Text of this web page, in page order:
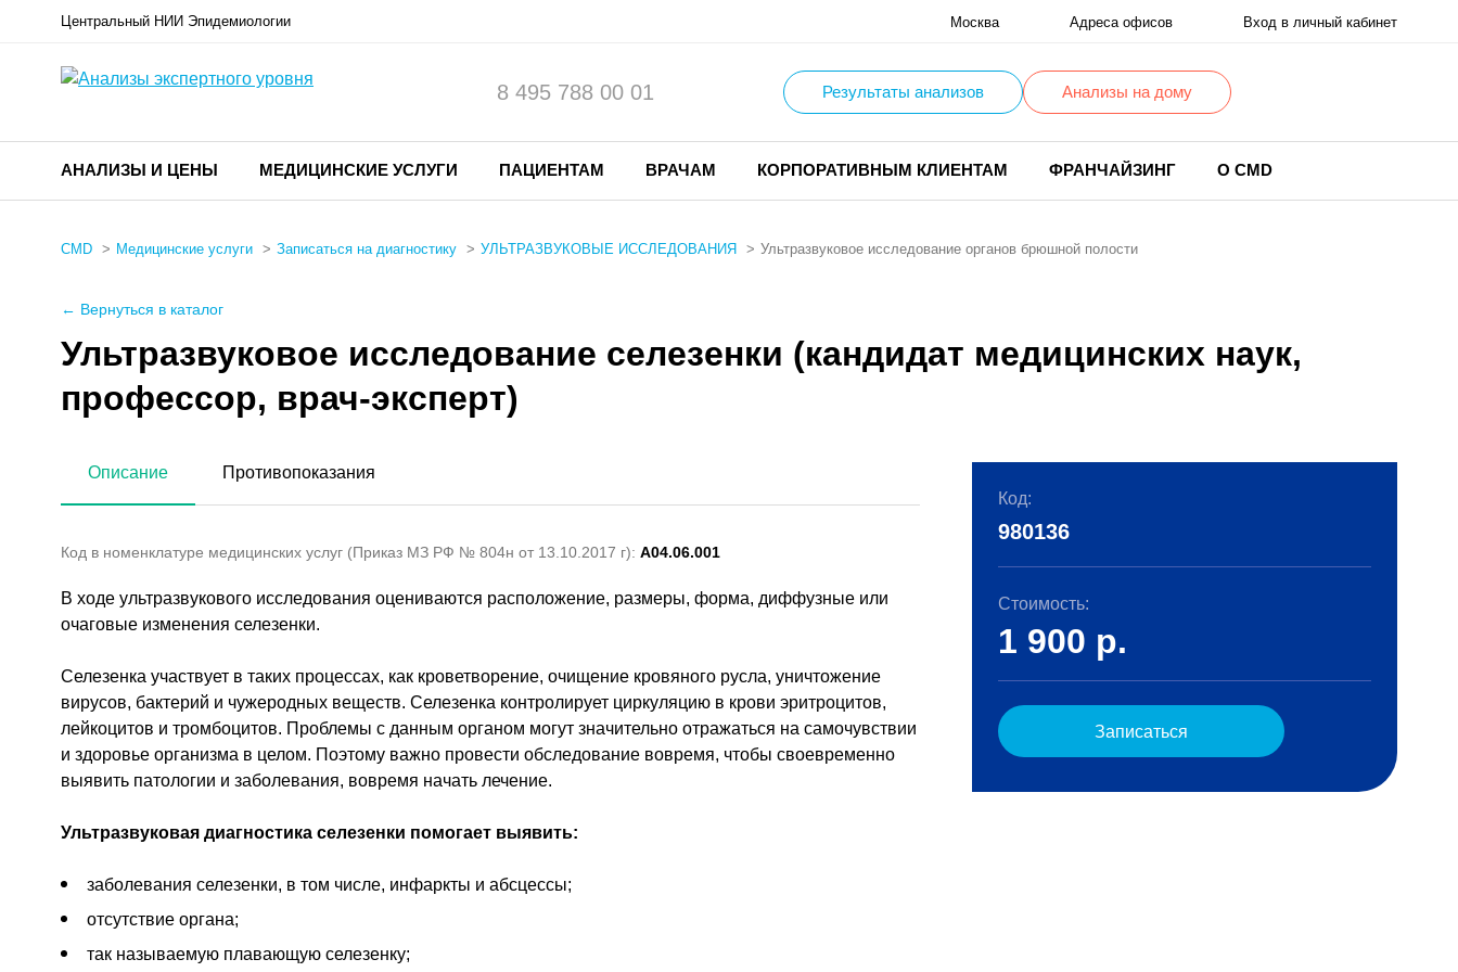
Центральный НИИ Эпидемиологии Москва Адреса офисов Вход в личный кабинет
8 495 788 00 01 Результаты анализов Анализы на дому
АНАЛИЗЫ И ЦЕНЫ МЕДИЦИНСКИЕ УСЛУГИ ПАЦИЕНТАМ ВРАЧАМ КОРПОРАТИВНЫМ КЛИЕНТАМ ФРАНЧАЙЗИНГ О CMD
CMD Медицинские услуги Записаться на диагностику УЛЬТРАЗВУКОВЫЕ ИССЛЕДОВАНИЯ Ультразвуковое исследование органов брюшной полости
← Вернуться в каталог
Ультразвуковое исследование селезенки (кандидат медицинских наук,
профессор, врач-эксперт)
Описание Противопоказания
Код в номенклатуре медицинских услуг (Приказ МЗ РФ № 804н от 13.10.2017 г): A04.06.001
В ходе ультразвукового исследования оцениваются расположение, размеры, форма, диффузные или
очаговые изменения селезенки.
Селезенка участвует в таких процессах, как кроветворение, очищение кровяного русла, уничтожение
вирусов, бактерий и чужеродных веществ. Селезенка контролирует циркуляцию в крови эритроцитов,
лейкоцитов и тромбоцитов. Проблемы с данным органом могут значительно отражаться на самочувствии
и здоровье организма в целом. Поэтому важно провести обследование вовремя, чтобы своевременно
выявить патологии и заболевания, вовремя начать лечение.
Ультразвуковая диагностика селезенки помогает выявить:
заболевания селезенки, в том числе, инфаркты и абсцессы;
отсутствие органа;
так называемую плавающую селезенку;
Код:
980136
Стоимость:
1 900 р.
Записаться